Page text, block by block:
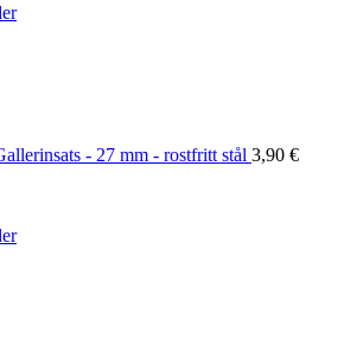
- 27 mm - rostfritt stål 3,90 €